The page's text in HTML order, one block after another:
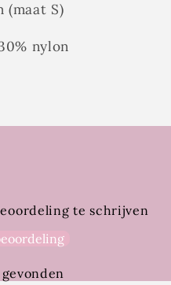
(maat S)
nylon
te schrijven